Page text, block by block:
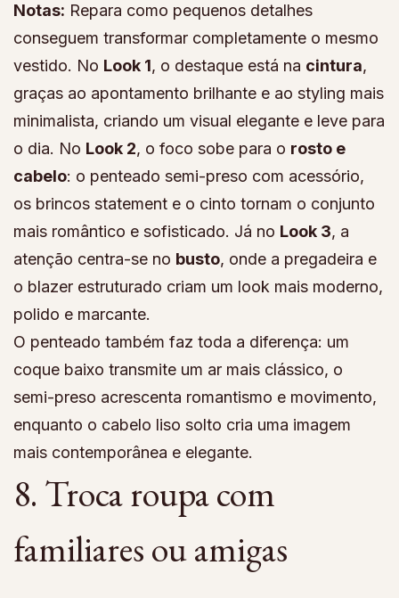
Notas: Repara como pequenos detalhes
conseguem transformar completamente o mesmo
vestido. No Look 1, o destaque está na cintura,
graças ao apontamento brilhante e ao styling mais
minimalista, criando um visual elegante e leve para
o dia. No Look 2, o foco sobe para o rosto e
cabelo: o penteado semi-preso com acessório,
os brincos statement e o cinto tornam o conjunto
mais romântico e sofisticado. Já no Look 3, a
atenção centra-se no busto, onde a pregadeira e
o blazer estruturado criam um look mais moderno,
polido e marcante.
O penteado também faz toda a diferença: um
coque baixo transmite um ar mais clássico, o
semi-preso acrescenta romantismo e movimento,
enquanto o cabelo liso solto cria uma imagem
mais contemporânea e elegante.
8. Troca roupa com
familiares ou amigas